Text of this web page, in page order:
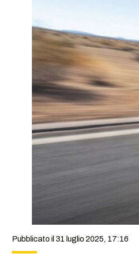
Pubblicato il 31 luglio 2025, 17:16